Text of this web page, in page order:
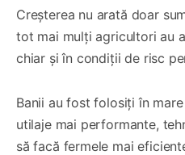
Creșterea nu arată doar
tot mai mulți agricultori au
chiar și în condiții de risc
Banii au fost folosiți în
utilaje mai performante,
să facă fermele mai